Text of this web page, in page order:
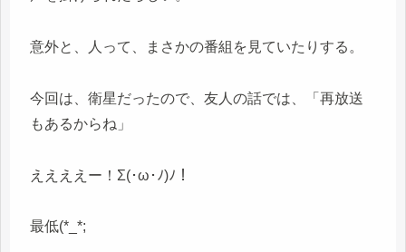
意外と、人って、まさかの番組を見ていたりする。
今回は、衛星だったので、友人の話では、「再放送
もあるからね」
ええええー！Σ(･ω･ﾉ)ﾉ！
最低(*_*;